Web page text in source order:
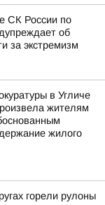
СК России по
об
за экстремизм
в Угличе
жителям
жилого
горели рулоны